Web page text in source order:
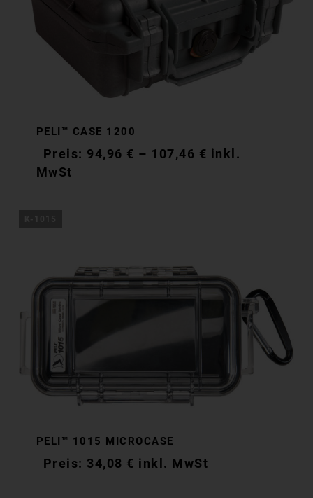
PELI™ CASE 1200
94,96 € – 107,46 € inkl.
MwSt
PELI™ 1015 MICROCASE
34,08 € inkl. MwSt